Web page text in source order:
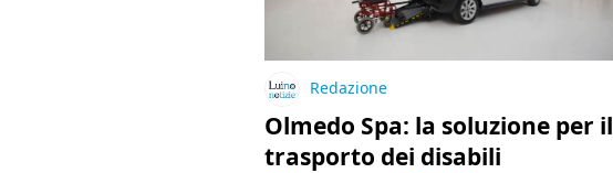
Redazione
Olmedo Spa: la soluzione per il
trasporto dei disabili